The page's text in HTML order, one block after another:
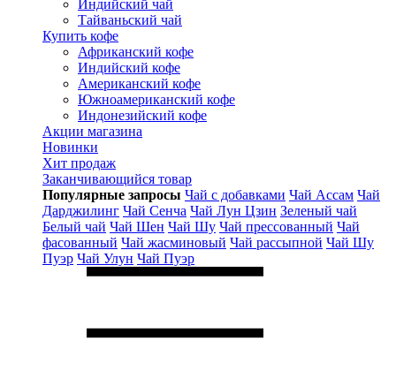
Индийский чай
Тайваньский чай
Купить кофе
Африканский кофе
Индийский кофе
Американский кофе
Южноамериканский кофе
Индонезийский кофе
Акции магазина
Новинки
Хит продаж
Заканчивающийся товар
Популярные запросы Чай с добавками Чай Ассам Чай
Дарджилинг Чай Сенча Чай Лун Цзин Зеленый чай
Белый чай Чай Шен Чай Шу Чай прессованный Чай
фасованный Чай жасминовый Чай рассыпной Чай Шу
Пуэр Чай Улун Чай Пуэр